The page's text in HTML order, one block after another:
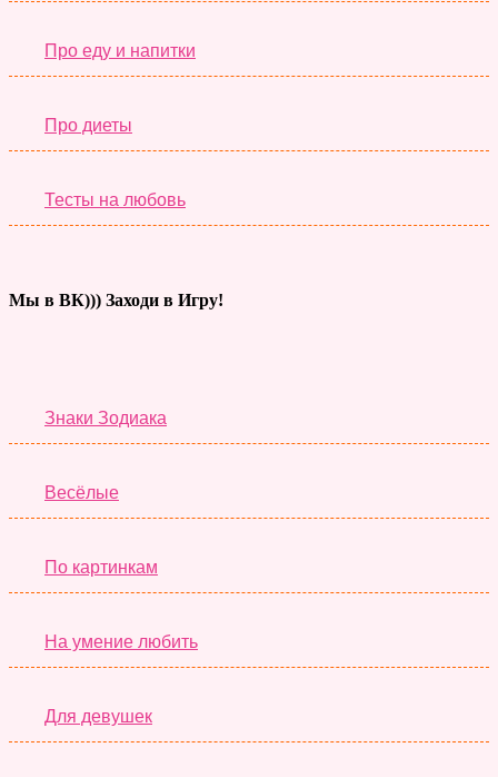
Про еду и напитки
Про диеты
Тесты на любовь
Мы в ВК))) Заходи в Игру!
Знаки Зодиака
Весёлые
По картинкам
На умение любить
Для девушек